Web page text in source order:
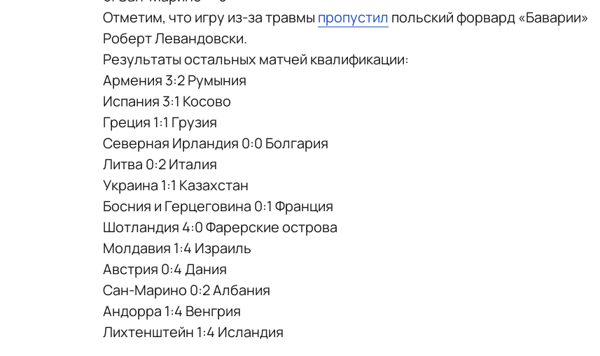
Отметим, что игру из-за травмы пропустил польский форвард «Баварии»
Роберт Левандовски.
Результаты остальных матчей квалификации:
Армения 3:2 Румыния
Испания 3:1 Косово
Греция 1:1 Грузия
Северная Ирландия 0:0 Болгария
Литва 0:2 Италия
Украина 1:1 Казахстан
Босния и Герцеговина 0:1 Франция
Шотландия 4:0 Фарерские острова
Молдавия 1:4 Израиль
Австрия 0:4 Дания
Сан-Марино 0:2 Албания
Андорра 1:4 Венгрия
Лихтенштейн 1:4 Исландия